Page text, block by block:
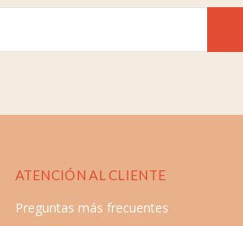
ATENCIÓN AL CLIENTE
Preguntas más frecuentes